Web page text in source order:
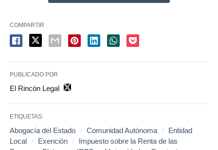
COMPARTIR
PUBLICADO POR
El Rincón Legal
ETIQUETAS:
Abogacía del Estado Comunidad Autónoma
Entidad
Local
Exención
Impuesto sobre la Renta de las